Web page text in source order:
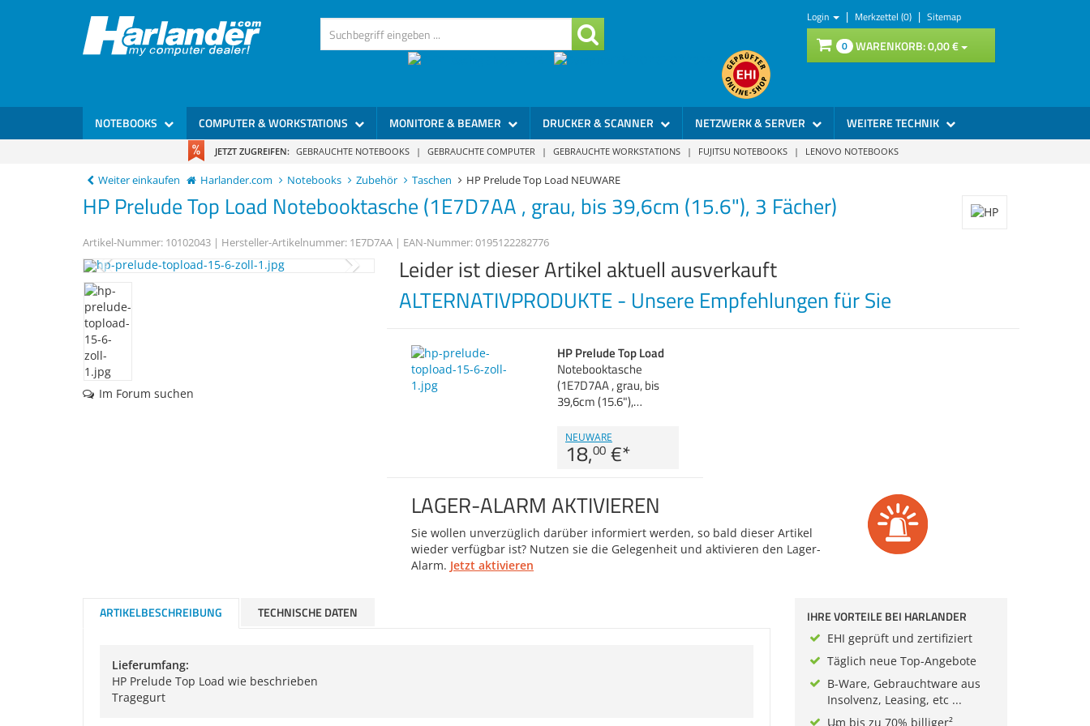
Login | Merkzettel (0) | Sitemap
0 WARENKORB:0,00€
NOTEBOOKS COMPUTER & WORKSTATIONS MONITORE & BEAMER DRUCKER & SCANNER NETZWERK & SERVER WEITERE TECHNIK
JETZT ZUGREIFEN: GEBRAUCHTE NOTEBOOKS | GEBRAUCHTE COMPUTER | GEBRAUCHTE WORKSTATIONS | FUJITSU NOTEBOOKS | LENOVO NOTEBOOKS
Weiter einkaufen Harlander.com Notebooks Zubehör Taschen HP Prelude Top Load NEUWARE
HP Prelude Top Load Notebooktasche (1E7D7AA , grau, bis 39,6cm (15.6"), 3 Fächer)
Artikel-Nummer: 10102043 | Hersteller-Artikelnummer: 1E7D7AA | EAN-Nummer:0195122282776
Im Forum suchen
Leider ist dieser Artikel aktuell ausverkauft
ALTERNATIVPRODUKTE - Unsere Empfehlungen für Sie
HP Prelude Top Load
Notebooktasche
(1E7D7AA , grau, bis
39,6cm (15.6"),…
NEUWARE
18,00 €*
LAGER-ALARM AKTIVIEREN
Sie wollen unverzüglich darüber informiert werden, so bald dieser Artikel
wieder verfügbar ist? Nutzen sie die Gelegenheit und aktivieren den Lager-
Alarm. Jetzt aktivieren
ARTIKELBESCHREIBUNG TECHNISCHE DATEN
Lieferumfang:
HP Prelude Top Load wie beschrieben
Tragegurt
IHRE VORTEILE BEI HARLANDER
EHI geprüft und zertifiziert
Täglich neue Top-Angebote
B-Ware, Gebrauchtware aus
Insolvenz, Leasing, etc ...
Um bis zu 70% billiger²